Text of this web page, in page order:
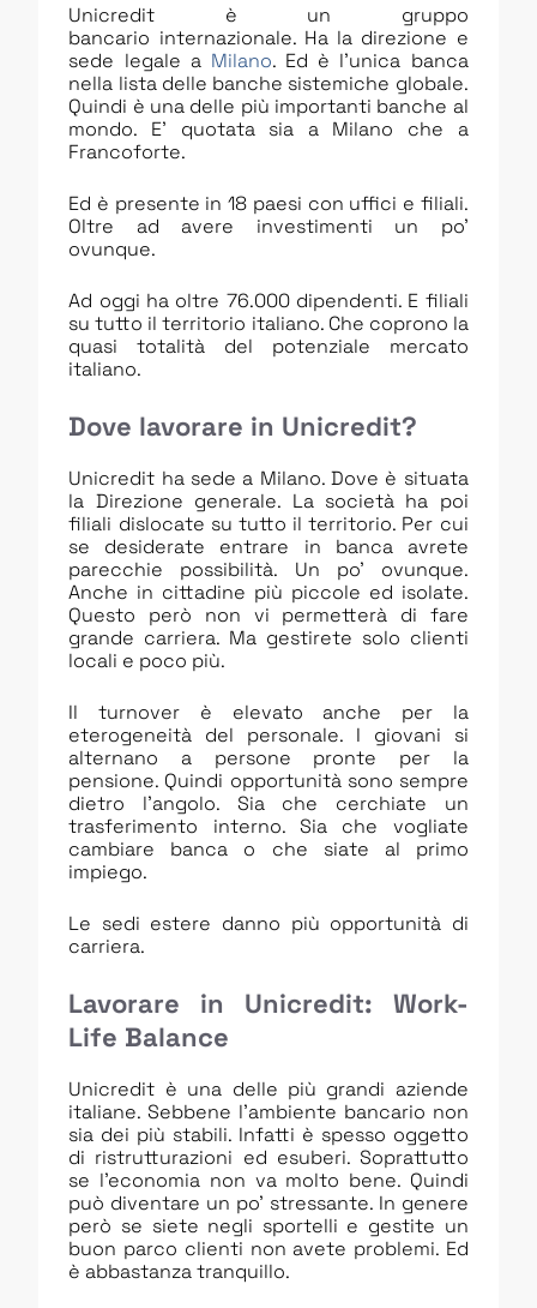
Unicredit è un gruppo
bancario internazionale. Ha la direzione e
sede legale a Milano. Ed è l’unica banca
nella lista delle banche sistemiche globale.
Quindi è una delle più importanti banche al
mondo. E’ quotata sia a Milano che a
Francoforte.
Ed è presente in 18 paesi con uffici e filiali.
Oltre ad avere investimenti un po’
ovunque.
Ad oggi ha oltre 76.000 dipendenti. E filiali
su tutto il territorio italiano. Che coprono la
quasi totalità del potenziale mercato
italiano.
Dove lavorare in Unicredit?
Unicredit ha sede a Milano. Dove è situata
la Direzione generale. La società ha poi
filiali dislocate su tutto il territorio. Per cui
se desiderate entrare in banca avrete
parecchie possibilità. Un po’ ovunque.
Anche in cittadine più piccole ed isolate.
Questo però non vi permetterà di fare
grande carriera. Ma gestirete solo clienti
locali e poco più.
Il turnover è elevato anche per la
eterogeneità del personale. I giovani si
alternano a persone pronte per la
pensione. Quindi opportunità sono sempre
dietro l’angolo. Sia che cerchiate un
trasferimento interno. Sia che vogliate
cambiare banca o che siate al primo
impiego.
Le sedi estere danno più opportunità di
carriera.
Lavorare in Unicredit: Work-
Life Balance
Unicredit è una delle più grandi aziende
italiane. Sebbene l’ambiente bancario non
sia dei più stabili. Infatti è spesso oggetto
di ristrutturazioni ed esuberi. Soprattutto
se l’economia non va molto bene. Quindi
può diventare un po’ stressante. In genere
però se siete negli sportelli e gestite un
buon parco clienti non avete problemi. Ed
è abbastanza tranquillo.